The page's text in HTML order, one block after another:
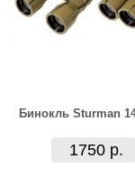
Бинокль Sturman
1750 р.